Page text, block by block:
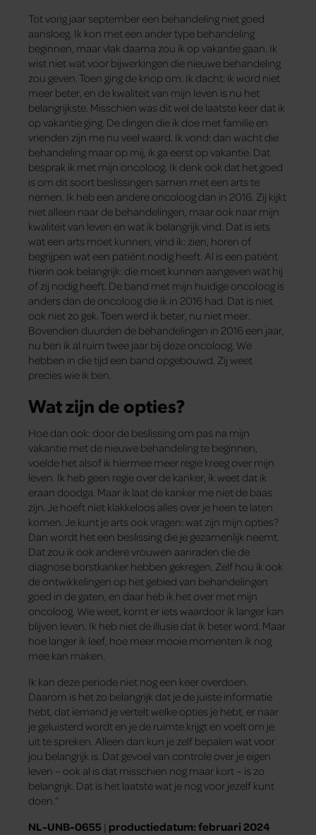
Tot vorig jaar september een behandeling niet goed
aansloeg. Ik kon met een ander type behandeling
beginnen, maar vlak daarna zou ik op vakantie gaan. Ik
wist niet wat voor bijwerkingen die nieuwe behandeling
zou geven. Toen ging de knop om. Ik dacht: ik word niet
meer beter, en de kwaliteit van mijn leven is nu het
belangrijkste. Misschien was dit wel de laatste keer dat ik
op vakantie ging. De dingen die ik doe met familie en
vrienden zijn me nu veel waard. Ik vond: dan wacht die
behandeling maar op mij, ik ga eerst op vakantie. Dat
besprak ik met mijn oncoloog. Ik denk ook dat het goed
is om dit soort beslissingen samen met een arts te
nemen. Ik heb een andere oncoloog dan in 2016. Zij kijkt
niet alleen naar de behandelingen, maar ook naar mijn
kwaliteit van leven en wat ik belangrijk vind. Dat is iets
wat een arts moet kunnen, vind ik: zien, horen of
begrijpen wat een patiënt nodig heeft. Al is een patiënt
hierin ook belangrijk: die moet kunnen aangeven wat hij
of zij nodig heeft. De band met mijn huidige oncoloog is
anders dan de oncoloog die ik in 2016 had. Dat is niet
ook niet zo gek. Toen werd ik beter, nu niet meer.
Bovendien duurden de behandelingen in 2016 een jaar,
nu ben ik al ruim twee jaar bij deze oncoloog. We
hebben in die tijd een band opgebouwd. Zij weet
precies wie ik ben.
Wat zijn de opties?
Hoe dan ook: door de beslissing om pas na mijn
vakantie met de nieuwe behandeling te beginnen,
voelde het alsof ik hiermee meer regie kreeg over mijn
leven. Ik heb geen regie over de kanker, ik weet dat ik
eraan doodga. Maar ik laat de kanker me niet de baas
zijn. Je hoeft niet klakkeloos alles over je heen te laten
komen. Je kunt je arts ook vragen: wat zijn mijn opties?
Dan wordt het een beslissing die je gezamenlijk neemt.
Dat zou ik ook andere vrouwen aanraden die de
diagnose borstkanker hebben gekregen. Zelf hou ik ook
de ontwikkelingen op het gebied van behandelingen
goed in de gaten, en daar heb ik het over met mijn
oncoloog. Wie weet, komt er iets waardoor ik langer kan
blijven leven. Ik heb niet de illusie dat ik beter word. Maar
hoe langer ik leef, hoe meer mooie momenten ik nog
mee kan maken.
Ik kan deze periode niet nog een keer overdoen.
Daarom is het zo belangrijk dat je de juiste informatie
hebt, dat iemand je vertelt welke opties je hebt, er naar
je geluisterd wordt en je de ruimte krijgt en voelt om je
uit te spreken. Alleen dan kun je zelf bepalen wat voor
jou belangrijk is. Dat gevoel van controle over je eigen
leven – ook al is dat misschien nog maar kort – is zo
belangrijk. Dat is het laatste wat je nog voor jezelf kunt
doen.”
NL-UNB-0655 | productiedatum: februari 2024